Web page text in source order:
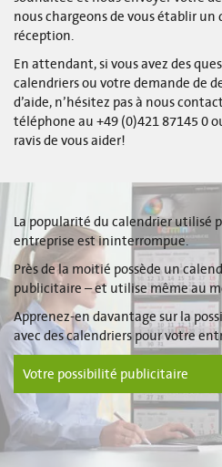
nous chargeons de vous établir un
réception.
En attendant, si vous avez des
calendriers ou votre demande de
d’aide, n’hésitez pas à nous
téléphone au +49 (0)421 87145 0
ravis de vous aider!
La popularité du calendrier utilisé
entreprise est ininterrompue.
Près de la moitié possède un
publicitaire – et utilise même au
Apprenez-en davantage sur la
avec des calendriers pour votre
Votre possibilité publicitaire